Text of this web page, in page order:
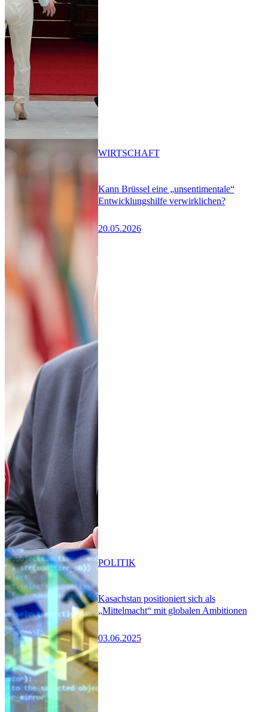
Kann Brüssel eine „unsentimentale“
Entwicklungshilfe verwirklichen?
20.05.2026
WIRTSCHAFT
Kasachstan positioniert sich als
„Mittelmacht“ mit globalen Ambitionen
03.06.2025
POLITIK